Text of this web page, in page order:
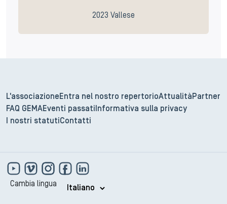
2023 Vallese
L'associazione Entra nel nostro repertorioAttualità Partner
FAQ GEMAEventi passati
Informativa sulla privacy
I nostri statuti Contatti
Cambia lingua